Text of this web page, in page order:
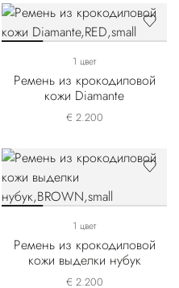
1 цвет
Ремень из крокодиловой
кожи Diamante
€ 2.200
1 цвет
Ремень из крокодиловой
кожи выделки нубук
€ 2.200